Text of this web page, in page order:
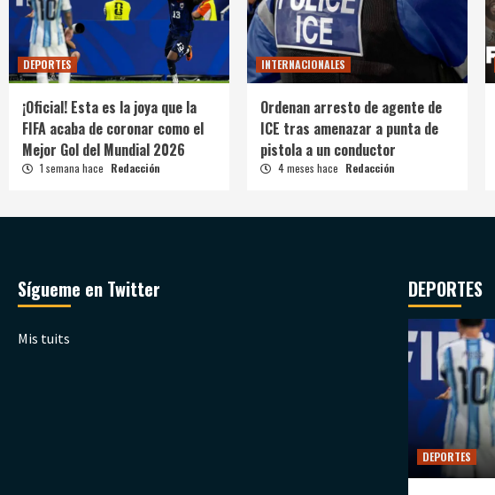
DEPORTES
¡Oficial! Esta es la joya que la
FIFA acaba de coronar como el
Mejor Gol del Mundial 2026
1 semana hace Redacción
INTERNACIONALES
Ordenan arresto de agente de
ICE tras amenazar a punta de
pistola a un conductor
4 meses hace Redacción
Sígueme en Twitter
Mis tuits
DEPORTES
DEPORTES